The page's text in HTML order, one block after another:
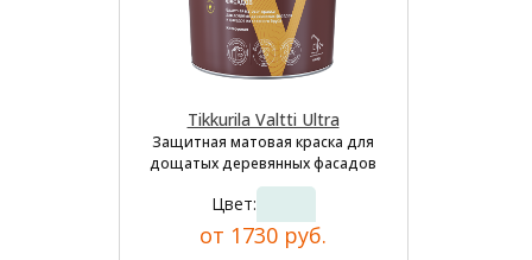
Tikkurila Valtti Ultra
Защитная матовая краска для
дощатых деревянных фасадов
Цвет:
от 1730 руб.